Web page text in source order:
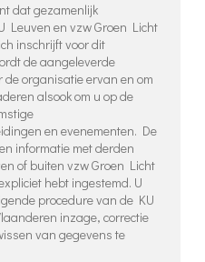
dat gezamenlijk
Leuven en vzw Groen Licht
inschrijft voor dit
de aangeleverde
de organisatie ervan en om
alsook om u op de
en evenementen. De
informatie met derden
of buiten vzw Groen Licht
hebt ingestemd. U
procedure van de KU
inzage, correctie
van gegevens te